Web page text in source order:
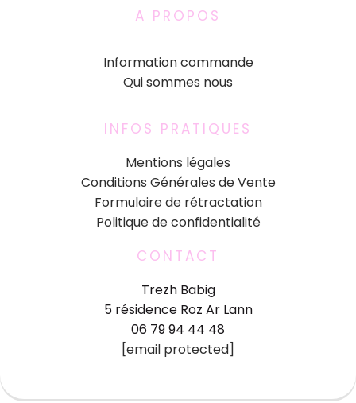
A PROPOS
Information commande
Qui sommes nous
INFOS PRATIQUES
Mentions légales
Conditions Générales de Vente
Formulaire de rétractation
Politique de confidentialité
CONTACT
Trezh Babig
5 résidence Roz Ar Lann
06 79 94 44 48
[email protected]